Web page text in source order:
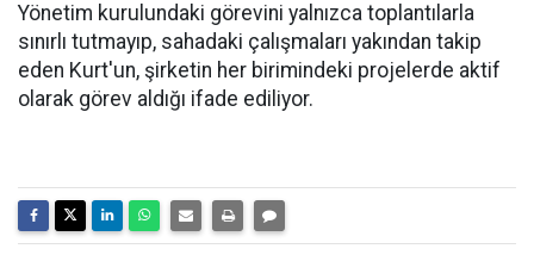
Yönetim kurulundaki görevini yalnızca toplantılarla
sınırlı tutmayıp, sahadaki çalışmaları yakından takip
eden Kurt'un, şirketin her birimindeki projelerde aktif
olarak görev aldığı ifade ediliyor.